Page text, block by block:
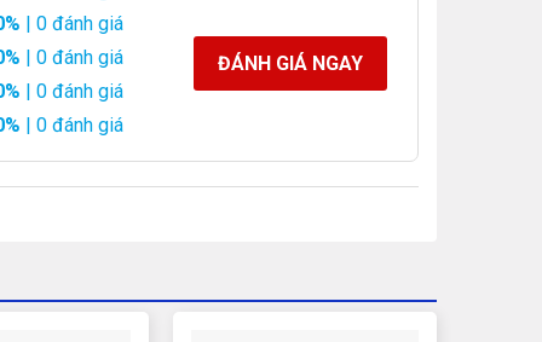
| 0 đánh giá
| 0 đánh giá
| 0 đánh giá
| 0 đánh giá
ĐÁNH GIÁ NGAY